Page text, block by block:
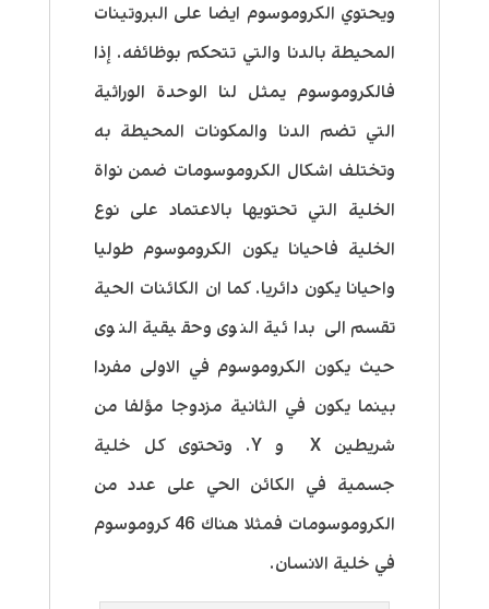
ويحتوي الكروموسوم ايضا على البروتينات
المحيطة بالدنا والتي تتحكم بوظائفه. إذا
فالكروموسوم يمثل لنا الوحدة الوراثية
التي تضم الدنا والمكونات المحيطة به
وتختلف اشكال الكروموسومات ضمن نواة
الخلية التي تحتويها بالاعتماد على نوع
الخلية فاحيانا يكون الكروموسوم طوليا
واحيانا يكون دائريا. كما ان الكائنات الحية
تقسم الى بدائية النوى وحقيقية النوى
حيث يكون الكروموسوم في الاولى مفردا
بينما يكون في الثانية مزدوجا مؤلفا من
شريطين X و Y. وتحتوی كل خلیة
جسمية في الكائن الحي على عدد من
الكروموسومات فمثلا هناك 46 كروموسوم
في خلية الانسان.